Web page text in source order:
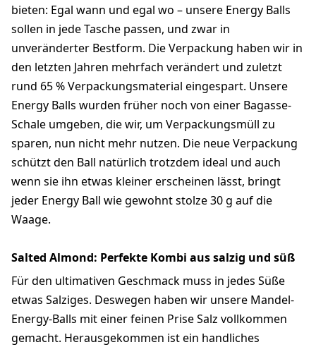
bieten: Egal wann und egal wo – unsere Energy Balls
sollen in jede Tasche passen, und zwar in
unveränderter Bestform. Die Verpackung haben wir in
den letzten Jahren mehrfach verändert und zuletzt
rund 65 % Verpackungsmaterial eingespart. Unsere
Energy Balls wurden früher noch von einer Bagasse-
Schale umgeben, die wir, um Verpackungsmüll zu
sparen, nun nicht mehr nutzen. Die neue Verpackung
schützt den Ball natürlich trotzdem ideal und auch
wenn sie ihn etwas kleiner erscheinen lässt, bringt
jeder Energy Ball wie gewohnt stolze 30 g auf die
Waage.
Salted Almond: Perfekte Kombi aus salzig und süß
Für den ultimativen Geschmack muss in jedes Süße
etwas Salziges. Deswegen haben wir unsere Mandel-
Energy-Balls mit einer feinen Prise Salz vollkommen
gemacht. Herausgekommen ist ein handliches